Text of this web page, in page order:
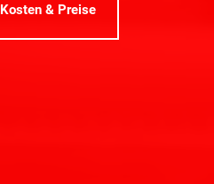
Kosten & Preise